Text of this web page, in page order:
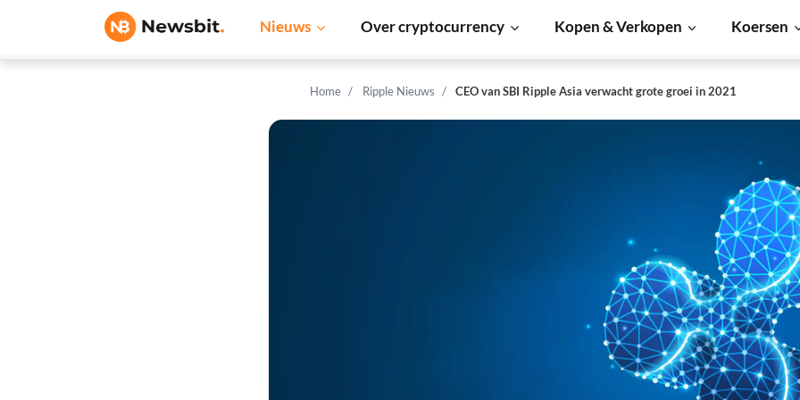
Nieuws Over cryptocurrency Kopen & Verkopen Koersen
Home Ripple Nieuws CEO van SBI Ripple Asia verwacht grote groei in 2021